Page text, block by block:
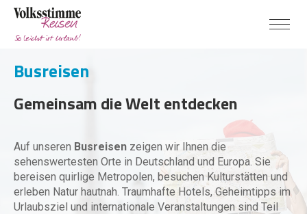
Busreisen
Gemeinsam die Welt entdecken
Auf unseren Busreisen zeigen wir Ihnen die
sehenswertesten Orte in Deutschland und Europa. Sie
bereisen quirlige Metropolen, besuchen Kulturstätten und
erleben Natur hautnah. Traumhafte Hotels, Geheimtipps im
Urlaubsziel und internationale Veranstaltungen sind Teil